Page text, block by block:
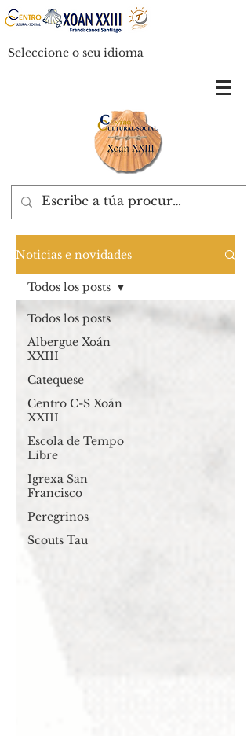
Seleccione o seu idioma
Noticias e novidades
Todos los posts
Albergue Xoán
XXIII
Catequese
Centro C-S Xoán
XXIII
Escola de Tempo
Libre
Igrexa San
Francisco
Peregrinos
Scouts Tau
Todos los posts